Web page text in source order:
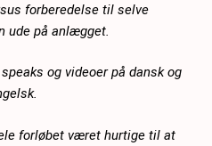
forberedelse til selve
ude på anlægget.
og videoer på dansk og
forløbet været hurtige til at